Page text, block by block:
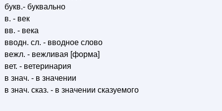
букв.- буквально
в. - век
вв. - века
вводн. cл. - вводное слово
вежл. - вежливая [форма]
вет. - ветеринария
в знач. - в значении
в знач. сказ. - в значении сказуемого